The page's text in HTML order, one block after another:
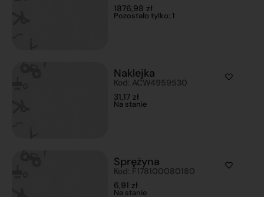
1876,98 zł
Pozostało tylko: 1
Naklejka
Kod: ACW4959530
31,17 zł
Na stanie
Sprężyna
Kod: F178100080180
6,91 zł
Na stanie